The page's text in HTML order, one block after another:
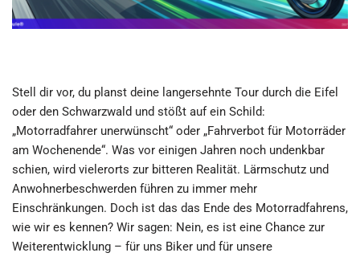
Stell dir vor, du planst deine langersehnte Tour durch die Eifel
oder den Schwarzwald und stößt auf ein Schild:
„Motorradfahrer unerwünscht“ oder „Fahrverbot für Motorräder
am Wochenende“. Was vor einigen Jahren noch undenkbar
schien, wird vielerorts zur bitteren Realität. Lärmschutz und
Anwohnerbeschwerden führen zu immer mehr
Einschränkungen. Doch ist das das Ende des Motorradfahrens,
wie wir es kennen? Wir sagen: Nein, es ist eine Chance zur
Weiterentwicklung – für uns Biker und für unsere